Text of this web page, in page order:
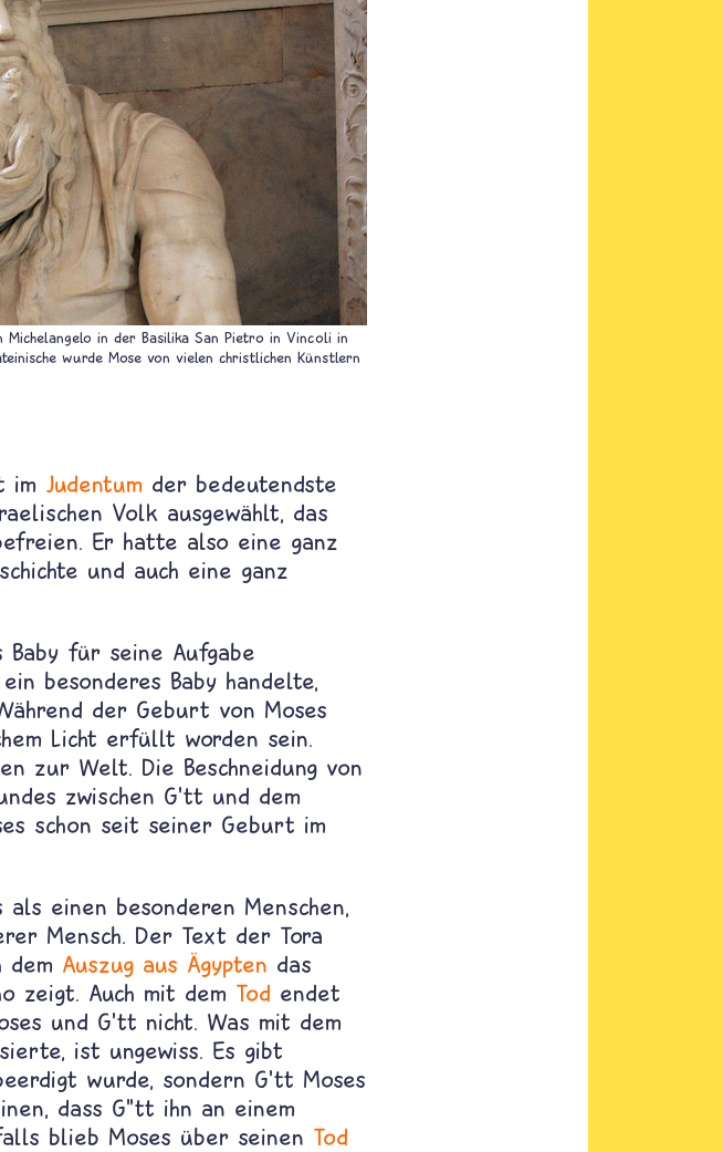
Michelangelo in der Basilika San Pietro in Vincoli in
wurde Mose von vielen christlichen Künstlern
im Judentum der bedeutendste
Volk ausgewählt, das
Er hatte also eine ganz
und auch eine ganz
für seine Aufgabe
besonderes Baby handelte,
der Geburt von Moses
Licht erfüllt worden sein.
zur Welt. Die Beschneidung von
zwischen G'tt und dem
schon seit seiner Geburt im
einen besonderen Menschen,
Mensch. Der Text der Tora
dem Auszug aus Ägypten das
zeigt. Auch mit dem Tod endet
und G'tt nicht. Was mit dem
ist ungewiss. Es gibt
wurde, sondern G'tt Moses
dass G"tt ihn an einem
blieb Moses über seinen Tod